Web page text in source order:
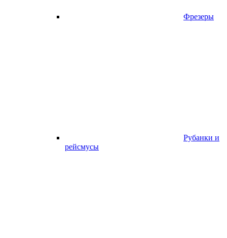
Фрезеры
Рубанки и
рейсмусы